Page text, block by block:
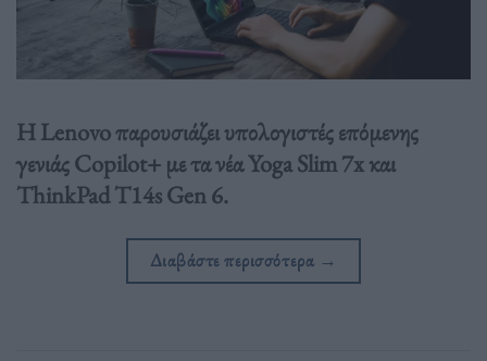
Η Lenovo παρουσιάζει υπολογιστές επόμενης
γενιάς Copilot+ με τα νέα Yoga Slim 7x και
ThinkPad T14s Gen 6.
Διαβάστε περισσότερα →